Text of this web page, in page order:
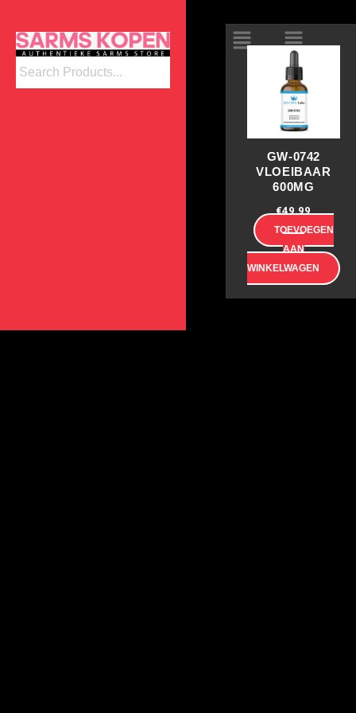
inhoud
GW-0742
VLOEIBAAR
600MG
€49.99
TOEVOEGEN
AAN
WINKELWAGEN